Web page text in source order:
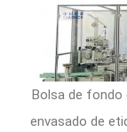
Bolsa de fondo
envasado de